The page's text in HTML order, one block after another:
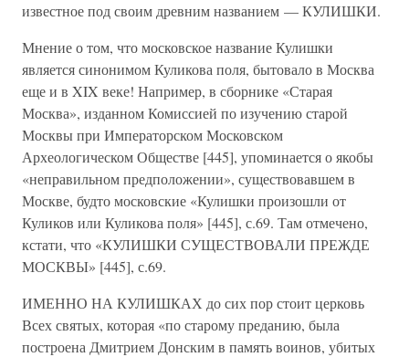
известное под своим древним названием — КУЛИШКИ.
Мнение о том, что московское название Кулишки
является синонимом Куликова поля, бытовало в Москва
еще и в XIX веке! Например, в сборнике «Старая
Москва», изданном Комиссией по изучению старой
Москвы при Императорском Московском
Археологическом Обществе [445], упоминается о якобы
«неправильном предположении», существовавшем в
Москве, будто московские «Кулишки произошли от
Куликов или Куликова поля» [445], с.69. Там отмечено,
кстати, что «КУЛИШКИ СУЩЕСТВОВАЛИ ПРЕЖДЕ
МОСКВЫ» [445], с.69.
ИМЕННО НА КУЛИШКАХ до сих пор стоит церковь
Всех святых, которая «по старому преданию, была
построена Дмитрием Донским в память воинов, убитых